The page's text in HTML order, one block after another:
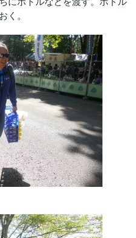
く。